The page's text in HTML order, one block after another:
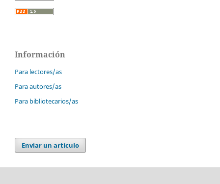
Información
Para lectores/as
Para autores/as
Para bibliotecarios/as
Enviar un artículo